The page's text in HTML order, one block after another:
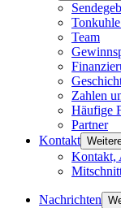
Team
Zahlen
Häufige
Partner
Kontakt
Kontakt,
Nachrichten